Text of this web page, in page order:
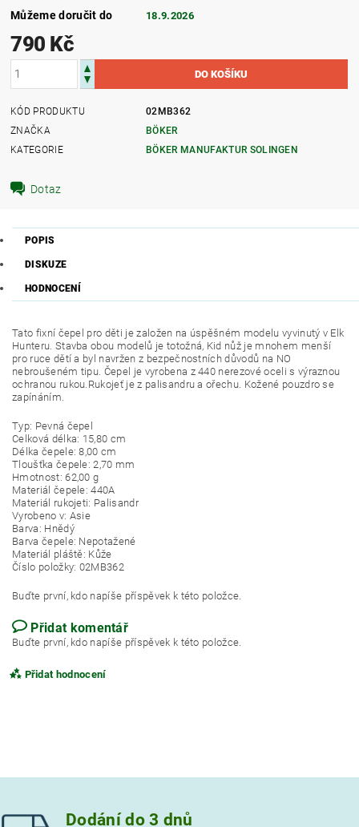
Můžeme doručit do
18.9.2026
790 Kč
KÓD PRODUKTU
02MB362
ZNAČKA
BÖKER
KATEGORIE
BÖKER MANUFAKTUR SOLINGEN
Dotaz
POPIS
DISKUZE
HODNOCENÍ
Tato fixní čepel pro děti je založen na úspěšném modelu vyvinutý v Elk
Hunteru. Stavba obou modelů je totožná, Kid nůž je mnohem menší
pro ruce dětí a byl navržen z bezpečnostních důvodů na NO
nebroušeném tipu. Čepel je vyrobena z 440 nerezové oceli s výraznou
ochranou rukou.Rukojeť je z palisandru a ořechu. Kožené pouzdro se
zapínáním.
Typ: Pevná čepel
Celková délka: 15,80 cm
Délka čepele: 8,00 cm
Tloušťka čepele: 2,70 mm
Hmotnost: 62,00 g
Materiál čepele: 440A
Materiál rukojeti: Palisandr
Vyrobeno v: Asie
Barva: Hnědý
Barva čepele: Nepotažené
Materiál pláště: Kůže
Číslo položky: 02MB362
Buďte první, kdo napíše příspěvek k této položce.
Přidat komentář
Buďte první, kdo napíše příspěvek k této položce.
Přidat hodnocení
Dodání do 3 dnů